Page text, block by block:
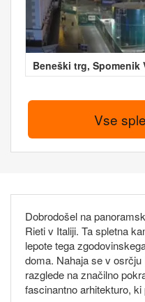
Beneški trg, Spomenik
Vse
Dobrodošel na
Rieti v Italiji. Ta spletna
lepote tega
doma. Nahaja se v
razglede na značilno
fascinantno arhitekturo,